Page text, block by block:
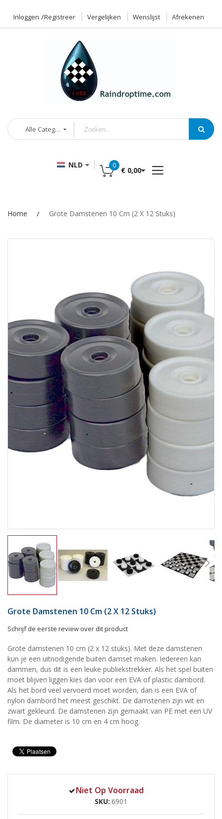
Inloggen Registreer Vergelijken Wenslijst Afrekenen
Alle Categorieën
NLD 0
€ 0,00
Home Grote Damstenen 10 Cm (2 X 12 Stuks)
Grote Damstenen 10 Cm (2 X 12 Stuks)
Schrijf de eerste review over dit product
Grote damstenen 10 cm (2 x 12 stuks). Met deze damstenen
kun je een uitnodigende buiten damset maken. Iedereen kan
dammen, dus dit is een leuke publiekstrekker. Als het spel buiten
moet blijven liggen kies dan voor een EVA of plastic dambord.
Als het bord veel vervoerd moet worden, dan is een EVA of
nylon dambord het meest geschikt. De damstenen zijn wit en
zwart gekleurd. De damstenen zijn gemaakt van PE met een UV
film. De diameter is 10 cm en 4 cm hoog.
Niet Op Voorraad
SKU 6901